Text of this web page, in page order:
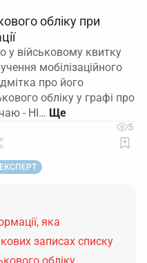
обліку при
у військовому квитку
мобілізаційного
про його
обліку у графі про
- НІ…
5
ЕКСПЕРТ
яка
записах списку